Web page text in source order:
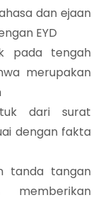
dan ejaan
EYD
pada tengah
merupakan
dari surat
dengan fakta
tanda tangan